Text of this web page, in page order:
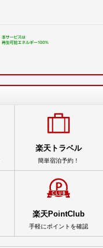
楽天トラベル
簡単宿泊予約！
楽天PointClub
手軽にポイントを確認